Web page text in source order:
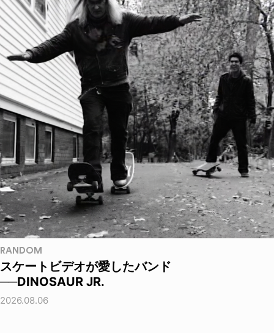
RANDOM
スケートビデオが愛したバンド
──DINOSAUR JR.
2026.08.06